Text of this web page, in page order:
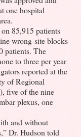
one hospital
85,915 patients
wrong-site blocks
patients. The
to three per year
reported at the
of Regional
five of the nine
plexus, one
and without
Dr. Hudson told